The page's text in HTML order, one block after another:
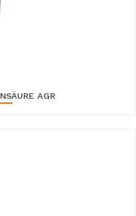
AGR